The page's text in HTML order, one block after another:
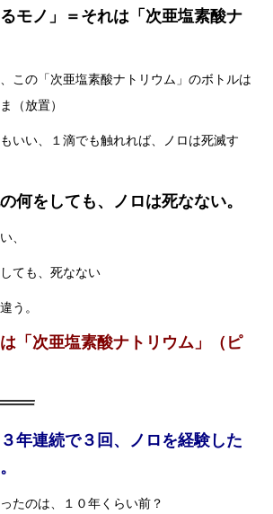
モノ」＝ それは「次亜塩素酸ナ
この 「次亜塩素酸ナトリウム」 のボトルは
（放置）
い、１滴でも触れれば、ノロは死滅す
何をしても、ノロは死なない。
、
ても、死なない
う。
「次亜塩素酸ナトリウム」（ピ
年連続で３回、ノロを経験した
のは、１０年くらい前？